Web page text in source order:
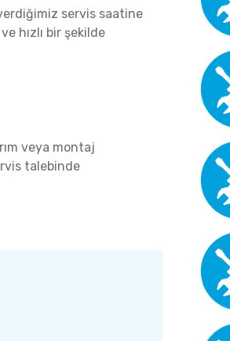
servis saatine
hızlı bir şekilde
veya montaj
talebinde